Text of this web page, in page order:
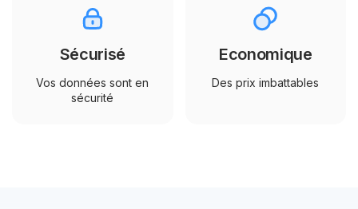
Sécurisé
Vos données sont en
sécurité
Economique
Des prix imbattables